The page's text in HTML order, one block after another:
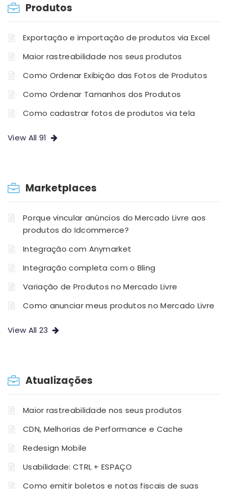
Produtos
Exportação e importação de produtos via Excel
Maior rastreabilidade nos seus produtos
Como Ordenar Exibição das Fotos de Produtos
Como Ordenar Tamanhos dos Produtos
Como cadastrar fotos de produtos via tela
View All 91
Marketplaces
Porque vincular anúncios do Mercado Livre aos
produtos do Idcommerce?
Integração com Anymarket
Integração completa com o Bling
Variação de Produtos no Mercado Livre
Como anunciar meus produtos no Mercado Livre
View All 23
Atualizações
Maior rastreabilidade nos seus produtos
CDN, Melhorias de Performance e Cache
Redesign Mobile
Usabilidade: CTRL + ESPAÇO
Como emitir boletos e notas fiscais de suas